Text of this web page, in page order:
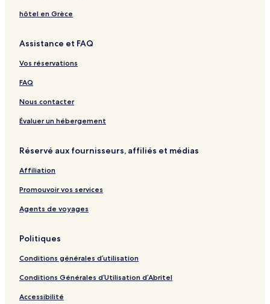
a
O
I
W
a
m
n
t
s
o
l
A
d
u
l
s
l
o
o
e
l
i
h
s
f
hôtel en Grèce
Assistance et FAQ
Vos réservations
FAQ
Nous contacter
Évaluer un hébergement
Réservé aux fournisseurs, affiliés et médias
Affiliation
Promouvoir vos services
Agents de voyages
Politiques
Conditions générales d’utilisation
Conditions Générales d’Utilisation d’Abritel
Accessibilité